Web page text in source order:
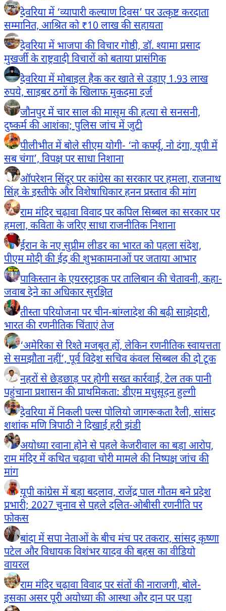
देवरिया में ‘व्यापारी कल्याण दिवस’ पर उत्कृष्ट करदाता
सम्मानित, आश्रित को ₹10 लाख की सहायता
देवरिया में भाजपा की विचार गोष्ठी, डॉ. श्यामा प्रसाद
मुखर्जी के राष्ट्रवादी विचारों को बताया प्रासंगिक
देवरिया में मोबाइल हैक कर खाते से उड़ाए 1.93 लाख
रुपये, साइबर ठगों के खिलाफ मुकदमा दर्ज
जौनपुर में चार साल की मासूम की हत्या से सनसनी,
दुष्कर्म की आशंका; पुलिस जांच में जुटी
पीलीभीत में बोले सीएम योगी- ‘नो कर्फ्यू, नो दंगा, यूपी में
सब चंगा’, विपक्ष पर साधा निशाना
ऑपरेशन सिंदूर पर कांग्रेस का सरकार पर हमला, राजनाथ
सिंह के इस्तीफे और विशेषाधिकार हनन प्रस्ताव की मांग
राम मंदिर चढ़ावा विवाद पर कपिल सिब्बल का सरकार पर
हमला, कविता के जरिए साधा राजनीतिक निशाना
ईरान के नए सुप्रीम लीडर का भारत को पहला संदेश,
पीएम मोदी की ईद की शुभकामनाओं पर जताया आभार
पाकिस्तान के एयरस्ट्राइक पर तालिबान की चेतावनी, कहा-
जवाब देने का अधिकार सुरक्षित
तीस्ता परियोजना पर चीन-बांग्लादेश की बढ़ी साझेदारी,
भारत की रणनीतिक चिंताएं तेज
‘अमेरिका से रिश्ते मजबूत हों, लेकिन रणनीतिक स्वायत्तता
से समझौता नहीं’, पूर्व विदेश सचिव कंवल सिब्बल की दो टूक
नहरों से छेड़छाड़ पर होगी सख्त कार्रवाई, टेल तक पानी
पहुंचाना प्रशासन की प्राथमिकता: डीएम मधुसूदन हुल्गी
देवरिया में निकली पल्स पोलियो जागरूकता रैली, सांसद
शशांक मणि त्रिपाठी ने दिखाई हरी झंडी
अयोध्या रवाना होने से पहले केजरीवाल का बड़ा आरोप,
राम मंदिर में कथित चढ़ावा चोरी मामले की निष्पक्ष जांच की
मांग
यूपी कांग्रेस में बड़ा बदलाव, राजेंद्र पाल गौतम बने प्रदेश
प्रभारी; 2027 चुनाव से पहले दलित-ओबीसी रणनीति पर
फोकस
बांदा में सपा नेताओं के बीच मंच पर तकरार, सांसद कृष्णा
पटेल और विधायक विशंभर यादव की बहस का वीडियो
वायरल
राम मंदिर चढ़ावा विवाद पर संतों की नाराजगी, बोले-
इसका असर पूरी अयोध्या की आस्था और दान पर पड़ा